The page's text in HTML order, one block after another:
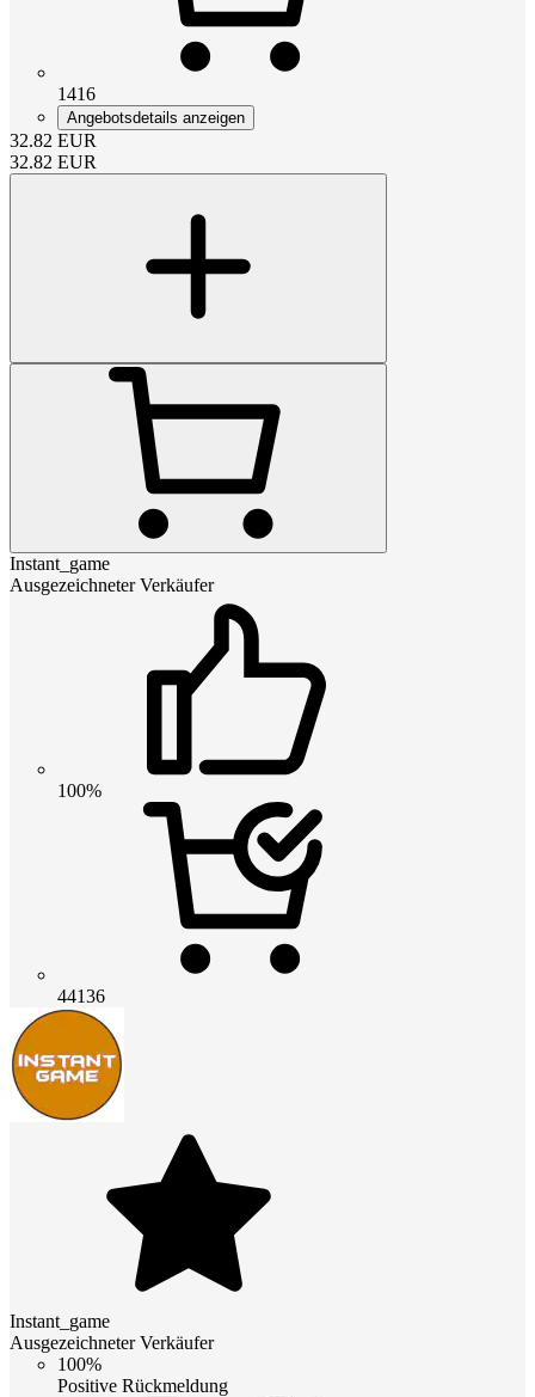
1416
Angebotsdetails anzeigen
32.82 EUR
32.82 EUR
Instant_game
Ausgezeichneter Verkäufer
100%
44136
Instant_game
Ausgezeichneter Verkäufer
100%
Positive Rückmeldung